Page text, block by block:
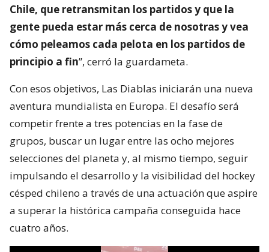
Chile, que retransmitan los partidos y que la
gente pueda estar más cerca de nosotras y vea
cómo peleamos cada pelota en los partidos de
principio a fin”, cerró la guardameta.
Con esos objetivos, Las Diablas iniciarán una nueva
aventura mundialista en Europa. El desafío será
competir frente a tres potencias en la fase de
grupos, buscar un lugar entre las ocho mejores
selecciones del planeta y, al mismo tiempo, seguir
impulsando el desarrollo y la visibilidad del hockey
césped chileno a través de una actuación que aspire
a superar la histórica campaña conseguida hace
cuatro años.